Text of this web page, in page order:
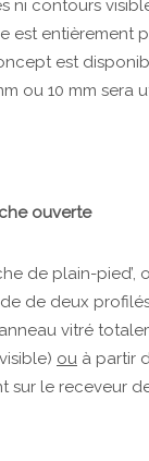
ni contours
est entièrement
est
ou 10 mm sera
ouverte
de plain-
de deux
vitré
ou à partir
sur le receveur